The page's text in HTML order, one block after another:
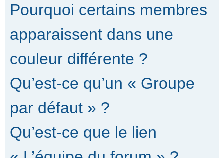
Pourquoi certains membres
apparaissent dans une
couleur différente ?
Qu’est-ce qu’un « Groupe
par défaut » ?
Qu’est-ce que le lien